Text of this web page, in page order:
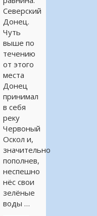
Северский
Донец.
Чуть
выше по
течению
от этого
места
Донец
принимал
в себя
реку
Червоный
Оскол и,
значительно
пополнев,
неспешно
нёс свои
зелёные
воды …